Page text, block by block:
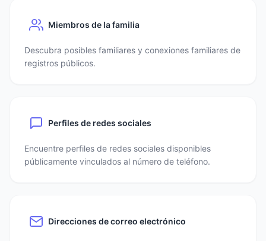
Miembros de la familia
Descubra posibles familiares y conexiones familiares de
registros públicos.
Perfiles de redes sociales
Encuentre perfiles de redes sociales disponibles
públicamente vinculados al número de teléfono.
Direcciones de correo electrónico